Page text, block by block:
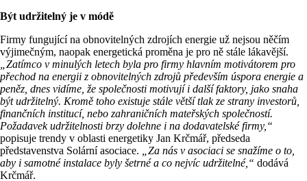
Být udržitelný je v módě
Firmy fungující na obnovitelných zdrojích energie už nejsou něčím
výjimečným, naopak energetická proměna je pro ně stále lákavější.
„Zatímco v minulých letech byla pro firmy hlavním motivátorem pro
přechod na energii z obnovitelných zdrojů především úspora energie a
peněz, dnes vidíme, že společnosti motivují i další faktory, jako snaha
být udržitelný. Kromě toho existuje stále větší tlak ze strany investorů,
finančních institucí, nebo zahraničních mateřských společností.
Požadavek udržitelnosti brzy dolehne i na dodavatelské firmy,“
popisuje trendy v oblasti energetiky Jan Krčmář, předseda
představenstva Solární asociace.
„Za nás v asociaci se snažíme o to,
aby i samotné instalace byly šetrné a co nejvíc udržitelné,“ dodává
Krčmář.